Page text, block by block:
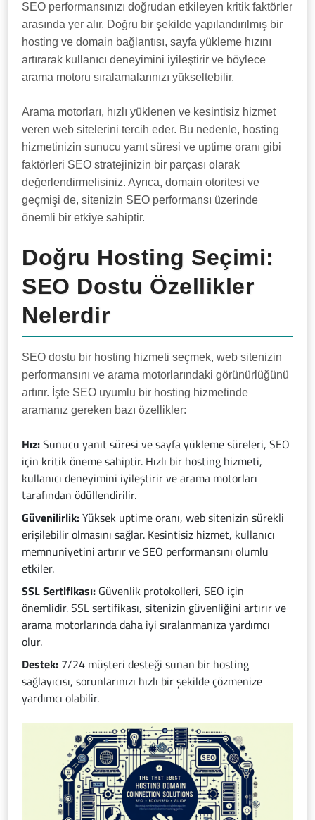
SEO performansınızı doğrudan etkileyen kritik faktörler
arasında yer alır. Doğru bir şekilde yapılandırılmış bir
hosting ve domain bağlantısı, sayfa yükleme hızını
artırarak kullanıcı deneyimini iyileştirir ve böylece
arama motoru sıralamalarınızı yükseltebilir.
Arama motorları, hızlı yüklenen ve kesintisiz hizmet
veren web sitelerini tercih eder. Bu nedenle, hosting
hizmetinizin sunucu yanıt süresi ve uptime oranı gibi
faktörleri SEO stratejinizin bir parçası olarak
değerlendirmelisiniz. Ayrıca, domain otoritesi ve
geçmişi de, sitenizin SEO performansı üzerinde
önemli bir etkiye sahiptir.
Doğru Hosting Seçimi:
SEO Dostu Özellikler
Nelerdir
SEO dostu bir hosting hizmeti seçmek, web sitenizin
performansını ve arama motorlarındaki görünürlüğünü
artırır. İşte SEO uyumlu bir hosting hizmetinde
aramanız gereken bazı özellikler:
Hız:Sunucu yanıt süresi ve sayfa yükleme süreleri, SEO
için kritik öneme sahiptir. Hızlı bir hosting hizmeti,
kullanıcı deneyimini iyileştirir ve arama motorları
tarafından ödüllendirilir.
Güvenilirlik:Yüksek uptime oranı, web sitenizin sürekli
erişilebilir olmasını sağlar. Kesintisiz hizmet, kullanıcı
memnuniyetini artırır ve SEO performansını olumlu
etkiler.
SSL Sertifikası: Güvenlik protokolleri, SEO için
önemlidir. SSL sertifikası, sitenizin güvenliğini artırır ve
arama motorlarında daha iyi sıralanmanıza yardımcı
olur.
Destek: 7/24 müşteri desteği sunan bir hosting
sağlayıcısı, sorunlarınızı hızlı bir şekilde çözmenize
yardımcı olabilir.